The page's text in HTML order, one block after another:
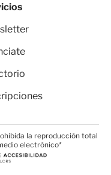
la reproducción total
electrónico*